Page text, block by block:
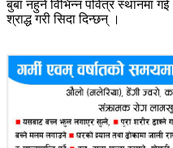
बुबा नहुने विभिन्न पवित्र स्थानमा
श्राद्ध गरी सिदा दिन्छन् ।